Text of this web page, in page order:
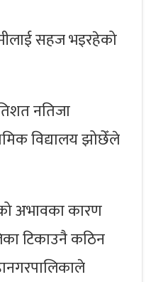
सहज भइरहेको
नतिजा
विद्यालय झोछेँले
अभावका कारण
टिकाउनै कठिन